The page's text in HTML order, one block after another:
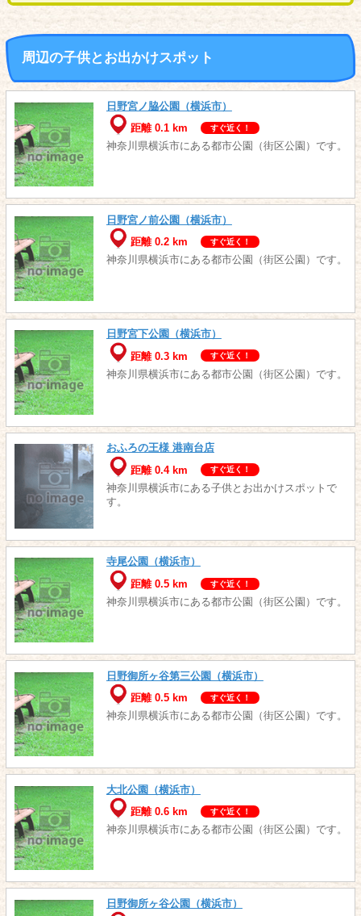
周辺の子供とお出かけスポット
日野宮ノ脇公園（横浜市）
距離 0.1 km
すぐ近く！
神奈川県横浜市にある都市公園（街区公園）です。
日野宮ノ前公園（横浜市）
距離 0.2 km
すぐ近く！
神奈川県横浜市にある都市公園（街区公園）です。
日野宮下公園（横浜市）
距離 0.3 km
すぐ近く！
神奈川県横浜市にある都市公園（街区公園）です。
おふろの王様 港南台店
距離 0.4 km
すぐ近く！
神奈川県横浜市にある子供とお出かけスポットで
す。
寺尾公園（横浜市）
距離 0.5 km
すぐ近く！
神奈川県横浜市にある都市公園（街区公園）です。
日野御所ヶ谷第三公園（横浜市）
距離 0.5 km
すぐ近く！
神奈川県横浜市にある都市公園（街区公園）です。
大北公園（横浜市）
距離 0.6 km
すぐ近く！
神奈川県横浜市にある都市公園（街区公園）です。
日野御所ヶ谷公園（横浜市）